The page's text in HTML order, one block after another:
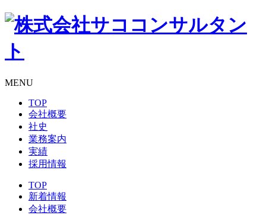
MENU
TOP
会社概要
社史
業務案内
実績
採用情報
TOP
新着情報
会社概要